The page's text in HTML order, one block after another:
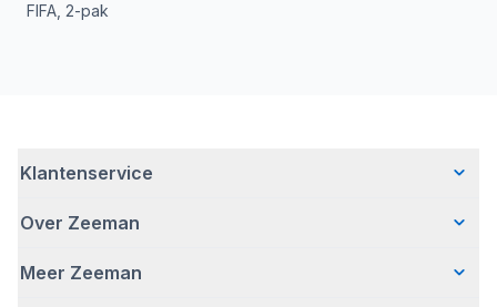
FIFA, 2-pak
Klantenservice
Veelgestelde vragen
Bezorgen
Over Zeeman
Wie wij zijn
Meer Zeeman